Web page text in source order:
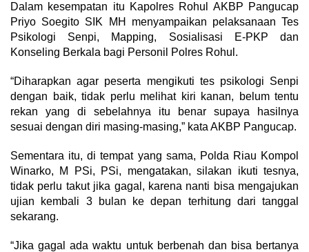
Dalam kesempatan itu Kapolres Rohul AKBP Pangucap
Priyo Soegito SIK MH menyampaikan pelaksanaan Tes
Psikologi Senpi, Mapping, Sosialisasi E-PKP dan
Konseling Berkala bagi Personil Polres Rohul.
“Diharapkan agar peserta mengikuti tes psikologi Senpi
dengan baik, tidak perlu melihat kiri kanan, belum tentu
rekan yang di sebelahnya itu benar supaya hasilnya
sesuai dengan diri masing-masing,” kata AKBP Pangucap.
Sementara itu, di tempat yang sama, Polda Riau Kompol
Winarko, M PSi, PSi, mengatakan, silakan ikuti tesnya,
tidak perlu takut jika gagal, karena nanti bisa mengajukan
ujian kembali 3 bulan ke depan terhitung dari tanggal
sekarang.
“Jika gagal ada waktu untuk berbenah dan bisa bertanya